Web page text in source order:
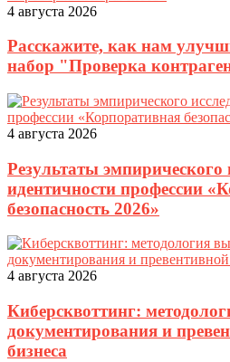
4 августа 2026
Расскажите, как нам
набор "Проверка
4 августа 2026
Результаты эмпирического
идентичности профессии
безопасность 2026»
4 августа 2026
Киберсквоттинг:
документирования и
бизнеса